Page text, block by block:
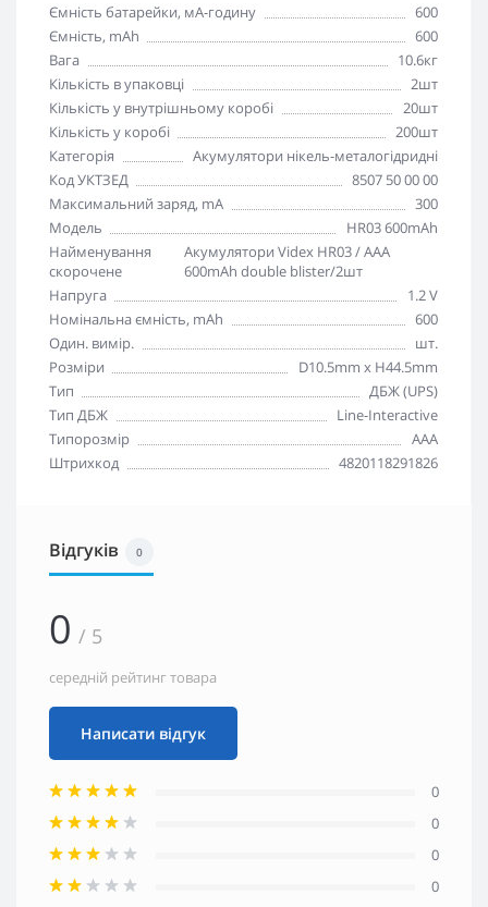
Ємність батарейки, мА-годину
600
Ємність, mAh
600
Вага
10.6кг
Кількість в упаковці
2шт
Кількість у внутрішньому коробі
20шт
Кількість у коробі
200шт
Категорія
Акумулятори нікель-металогідридні
Код УКТЗЕД
8507 50 00 00
Максимальний заряд, mA
300
Модель
HR03 600mAh
Найменування
скорочене
Акумулятори Videx HR03 / AAA
600mAh double blister/2шт
Напруга
1.2 V
Номінальна ємність, mAh
600
Один. вимір.
шт.
Розміри
D10.5mm х H44.5mm
Тип
ДБЖ (UPS)
Тип ДБЖ
Line-Interactive
Типорозмір
ААА
Штрихкод
4820118291826
Відгуків 0
0 / 5
середній рейтинг товара
Написати відгук
0
0
0
0